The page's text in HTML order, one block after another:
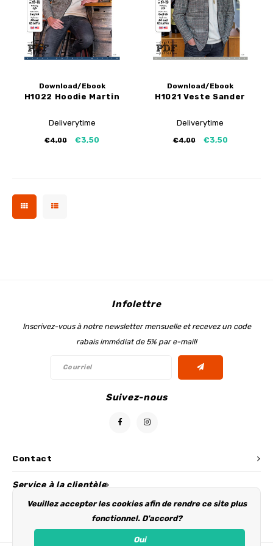
Tutoriels de My Image
Corrections de My Image
Corrections de B-Trendy
Applications
Ebooks gratuits
Service d'imprimante PDF
Download/Ebook
H1022 Hoodie Martin
Deliverytime
€4,00 €3,50
Download/Ebook
H1021 Veste Sander
Deliverytime
€4,00 €3,50
Contact
Infolettre
Inscrivez-vous à notre newsletter mensuelle et recevez un code
rabais immédiat de 5% par e-mail!
Suivez-nous
Service à la clientèle
Veuillez accepter les cookies afin de rendre ce site plus
fonctionnel. D'accord?
Oui